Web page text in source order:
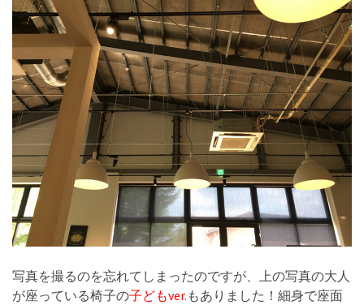
写真を撮るのを忘れてしまったのですが、上の写真の大人
が座っている椅子の子どもver. もありました！細身で座面